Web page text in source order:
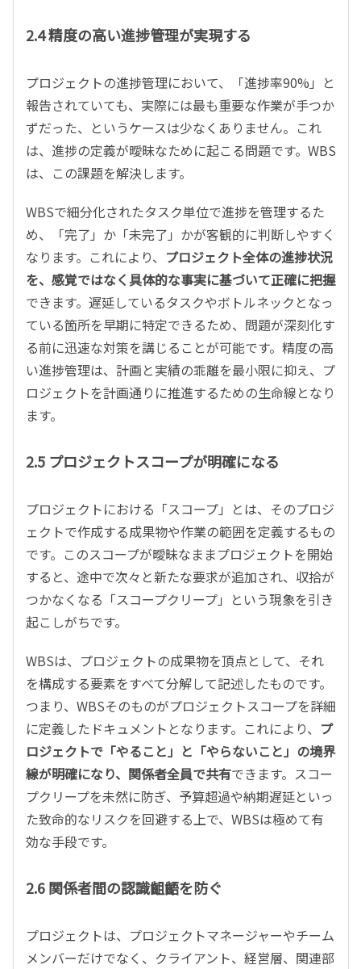
2.4 精度の高い進捗管理が実現する
プロジェクトの進捗管理において、「進捗率90%」と
報告されていても、実際には最も重要な作業が手つか
ずだった、というケースは少なくありません。これ
は、進捗の定義が曖昧なために起こる問題です。WBS
は、この課題を解決します。
WBSで細分化されたタスク単位で進捗を管理するた
め、「完了」か「未完了」かが客観的に判断しやすく
なります。これにより、 プロジェクト全体の進捗状況
を、感覚ではなく具体的な事実に基づいて正確に把握
できます。遅延しているタスクやボトルネックとなっ
ている箇所を早期に特定できるため、問題が深刻化す
る前に迅速な対策を講じることが可能です。精度の高
い進捗管理は、計画と実績の乖離を最小限に抑え、プ
ロジェクトを計画通りに推進するための生命線となり
ます。
2.5 プロジェクトスコープが明確になる
プロジェクトにおける「スコープ」とは、そのプロジ
ェクトで作成する成果物や作業の範囲を定義するもの
です。このスコープが曖昧なままプロジェクトを開始
すると、途中で次々と新たな要求が追加され、収拾が
つかなくなる「スコープクリープ」という現象を引き
起こしがちです。
WBSは、プロジェクトの成果物を頂点として、それ
を構成する要素をすべて分解して記述したものです。
つまり、WBSそのものがプロジェクトスコープを詳細
に定義したドキュメントとなります。これにより、 プ
ロジェクトで「やること」と「やらないこと」の境界
線が明確になり、関係者全員で共有できます。スコー
プクリープを未然に防ぎ、予算超過や納期遅延といっ
た致命的なリスクを回避する上で、WBSは極めて有
効な手段です。
2.6 関係者間の認識齟齬を防ぐ
プロジェクトは、プロジェクトマネージャーやチーム
メンバーだけでなく、クライアント、経営層、関連部